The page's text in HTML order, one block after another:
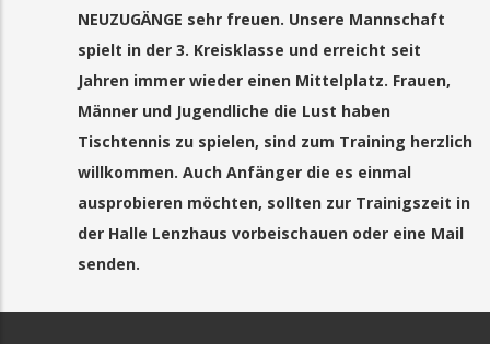
NEUZUGÄNGE sehr freuen. Unsere Mannschaft
spielt in der 3. Kreisklasse und erreicht seit
Jahren immer wieder einen Mittelplatz. Frauen,
Männer und Jugendliche die Lust haben
Tischtennis zu spielen, sind zum Training herzlich
willkommen. Auch Anfänger die es einmal
ausprobieren möchten, sollten zur Trainigszeit in
der Halle Lenzhaus vorbeischauen oder eine Mail
senden.